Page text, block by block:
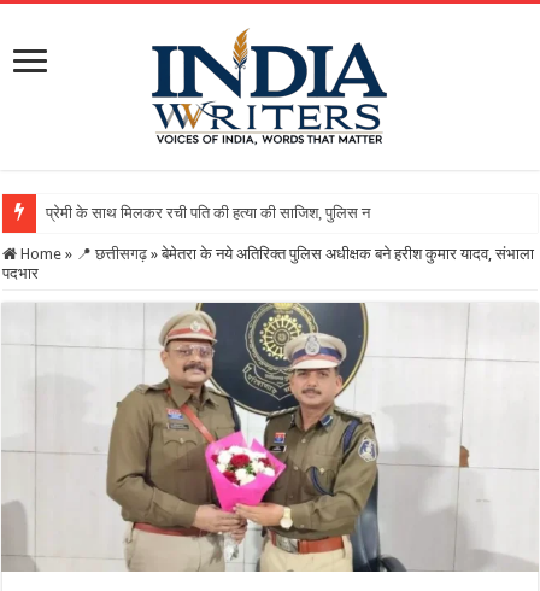
Home » 📍 छत्तीसगढ़ » बेमेतरा के नये अतिरिक्त पुलिस अधीक्षक बने हरीश कुमार यादव, संभाला
पदभार